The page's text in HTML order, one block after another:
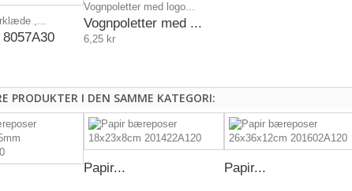
,...
Vognpoletter med logo...
Vognpoletter med ...
6,25 kr
PRODUKTER I DEN SAMME KATEGORI:
Papir... Papir...